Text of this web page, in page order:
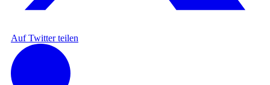
Auf Twitter teilen